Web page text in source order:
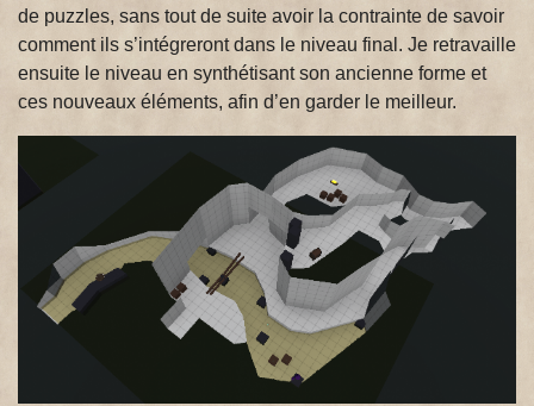
de puzzles, sans tout de suite avoir la contrainte de savoir
comment ils s’intégreront dans le niveau final. Je retravaille
ensuite le niveau en synthétisant son ancienne forme et
ces nouveaux éléments, afin d’en garder le meilleur.